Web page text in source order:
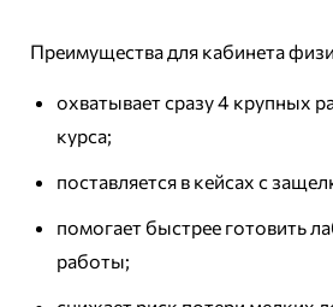
Преимущества для кабинета
охватывает сразу 4 крупных
курса;
поставляется в кейсах с
помогает быстрее готовить
работы;